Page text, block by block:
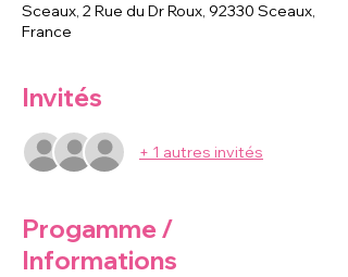
Sceaux, 2 Rue du Dr Roux, 92330 Sceaux,
France
Invités
+ 1 autres invités
Progamme /
Informations